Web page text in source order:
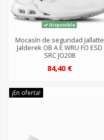
Disponible
Mocasín de seguridad Jallatte
Jalderek OB A E WRU FO ESD
SRC JO208
84,40 €
¡En oferta!